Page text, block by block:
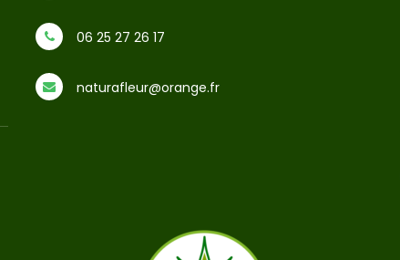
06 25 27 26 17
naturafleur@orange.fr